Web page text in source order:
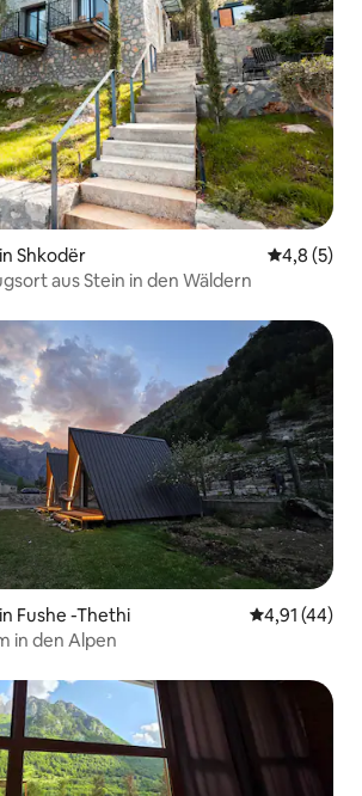
Shkodër
4,8 (5)
aus Stein in den Wäldern
Fushe -Thethi
4,91 (44)
in den Alpen